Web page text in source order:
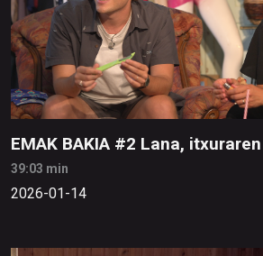
EMAK BAKIA #2 Lana,
39:03 min
2026-01-14